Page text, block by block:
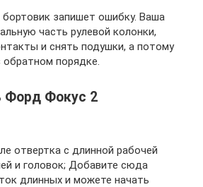
запишет ошибку. Ваша
часть рулевой колонки,
и снять подушки, а потому
порядке.
Форд Фокус 2
отвертка с длинной рабочей
и головок; Добавите сюда
длинных и можете начать